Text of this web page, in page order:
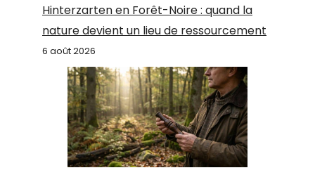
Hinterzarten en Forêt-Noire : quand la
nature devient un lieu de ressourcement
6 août 2026